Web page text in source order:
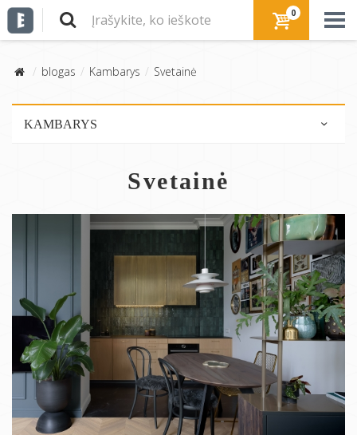
0
blogas Kambarys Svetainė
KAMBARYS
Svetainė
Miegamasis
Vaikų kambarys
Darbo kambarys
Prieškambaris
Antresolė
Drabužinė
Balkonas
Terasa
Svetainė